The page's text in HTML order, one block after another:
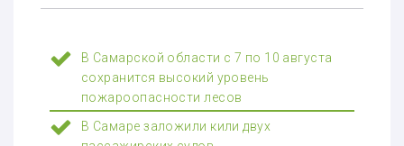
В Самарской области с 7 по 10 августа
сохранится высокий уровень
пожароопасности лесов
В Самаре заложили кили двух